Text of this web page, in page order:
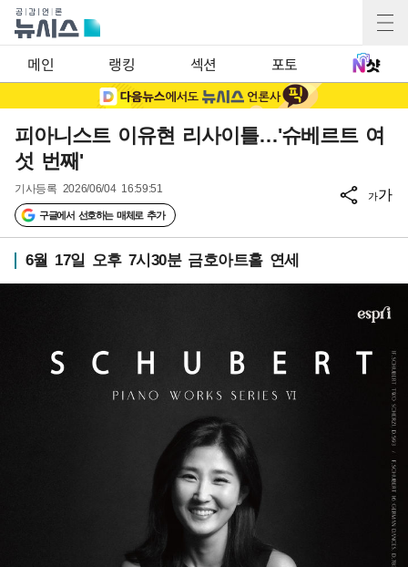
메인 랭킹 섹션 포토
피아니스트 이유현 리사이틀…'슈베르트 여
섯 번째'
기사등록 2026/06/04 16:59:51
구글에서 선호하는 매체로 추가
가가
6월 17일 오후 7시30분 금호아트홀 연세